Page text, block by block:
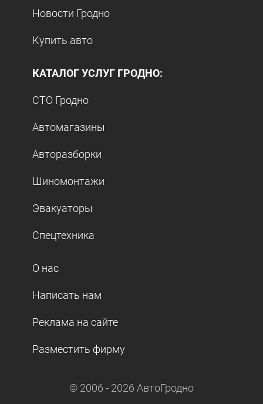
Новости Гродно
Купить авто
КАТАЛОГ УСЛУГ ГРОДНО:
СТО Гродно
Автомагазины
Авторазборки
Шиномонтажи
Эвакуаторы
Спецтехника
О нас
Написать нам
Реклама на сайте
Разместить фирму
© 2006 - 2026 АвтоГродно